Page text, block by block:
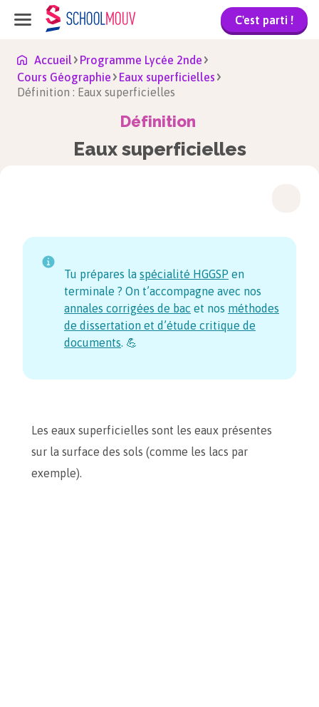
C'est parti !
Accueil
Programme Lycée 2nde
Cours Géographie
Eaux superficielles
Définition : Eaux superficielles
Définition
Eaux superficielles
Tu prépares la spécialité HGGSP en
terminale ? On t’accompagne avec nos
annales corrigées de bac et nos méthodes
de dissertation et d’étude critique de
documents. 💪
Les eaux superficielles sont les eaux présentes
sur la surface des sols (comme les lacs par
exemple).